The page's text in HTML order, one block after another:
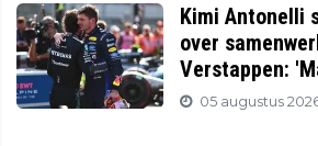
Kimi Antonelli
over
Verstappen:
05 augustus